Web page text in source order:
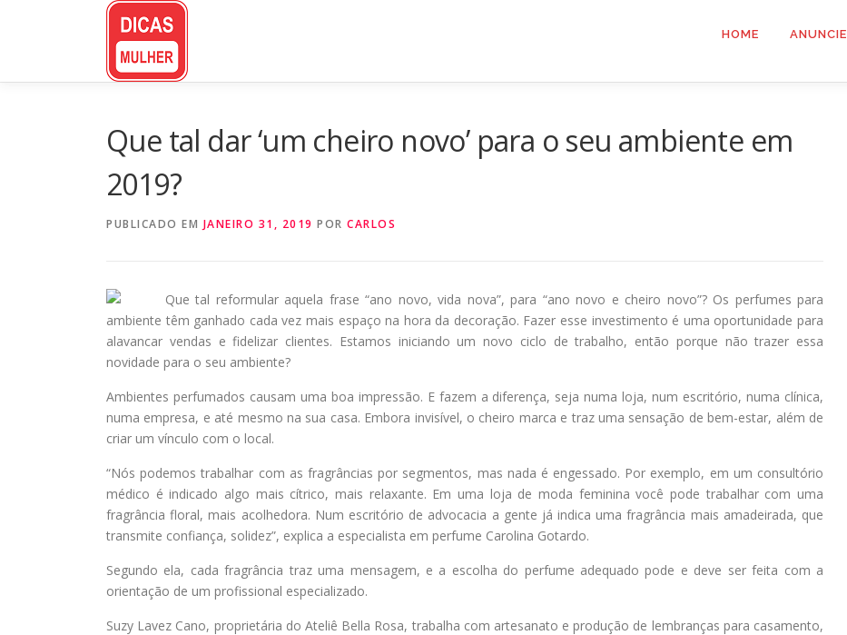
HOME ANUNCIE
Que tal dar ‘um cheiro novo’ para o seu ambiente em
2019?
PUBLICADO EM JANEIRO 31, 2019 POR CARLOS
Que tal reformular aquela frase “ano novo, vida nova”, para “ano novo e cheiro novo”? Os perfumes para
ambiente têm ganhado cada vez mais espaço na hora da decoração. Fazer esse investimento é uma oportunidade para
alavancar vendas e fidelizar clientes. Estamos iniciando um novo ciclo de trabalho, então porque não trazer essa
novidade para o seu ambiente?
Ambientes perfumados causam uma boa impressão. E fazem a diferença, seja numa loja, num escritório, numa clínica,
numa empresa, e até mesmo na sua casa. Embora invisível, o cheiro marca e traz uma sensação de bem-estar, além de
criar um vínculo com o local.
“Nós podemos trabalhar com as fragrâncias por segmentos, mas nada é engessado. Por exemplo, em um consultório
médico é indicado algo mais cítrico, mais relaxante. Em uma loja de moda feminina você pode trabalhar com uma
fragrância floral, mais acolhedora. Num escritório de advocacia a gente já indica uma fragrância mais amadeirada, que
transmite confiança, solidez”, explica a especialista em perfume Carolina Gotardo.
Segundo ela, cada fragrância traz uma mensagem, e a escolha do perfume adequado pode e deve ser feita com a
orientação de um profissional especializado.
Suzy Lavez Cano, proprietária do Ateliê Bella Rosa, trabalha com artesanato e produção de lembranças para casamento,